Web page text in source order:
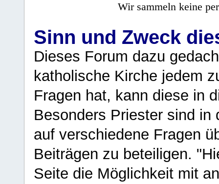
Wir sammeln keine
Sinn und Zweck
Dieses Forum dazu
katholische Kirche jedem
Fragen hat, kann diese in
Besonders Priester sind in
auf verschiedene Fragen
Beiträgen zu beteiligen.
Seite die Möglichkeit mit